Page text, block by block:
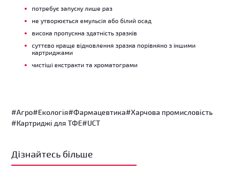
потребує запуску лише раз
не утворюється емульсія або білий осад
висока пропускна здатність зразків
суттєво краще відновлення зразка порівняно з іншими
картриджами
чистіші екстракти та хроматограми
#Агро#Екологія#Фармацевтика#Харчова промисловість
#Картриджі для ТФЕ#UCT
Дізнайтесь більше